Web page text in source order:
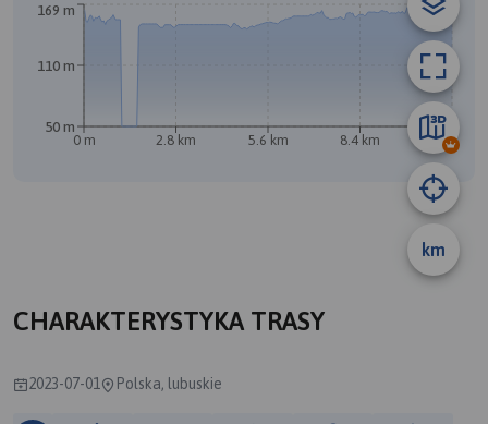
B
km
0 m 2.8 km 5.6 km 8.4 km 11 km
50 m
110 m
169 m
CHARAKTERYSTYKA TRASY
2023-07-01 Polska, lubuskie